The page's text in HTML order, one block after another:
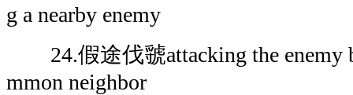
g a nearby enemy
24.假途伐虢attacking the enemy
mmon neighbor